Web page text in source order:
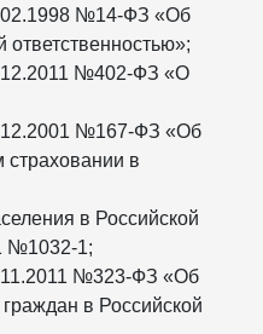
№14-ФЗ «Об
ответственностью»;
№402-ФЗ «О
№167-ФЗ «Об
страховании в
в Российской
№1032-1;
№323-ФЗ «Об
в Российской